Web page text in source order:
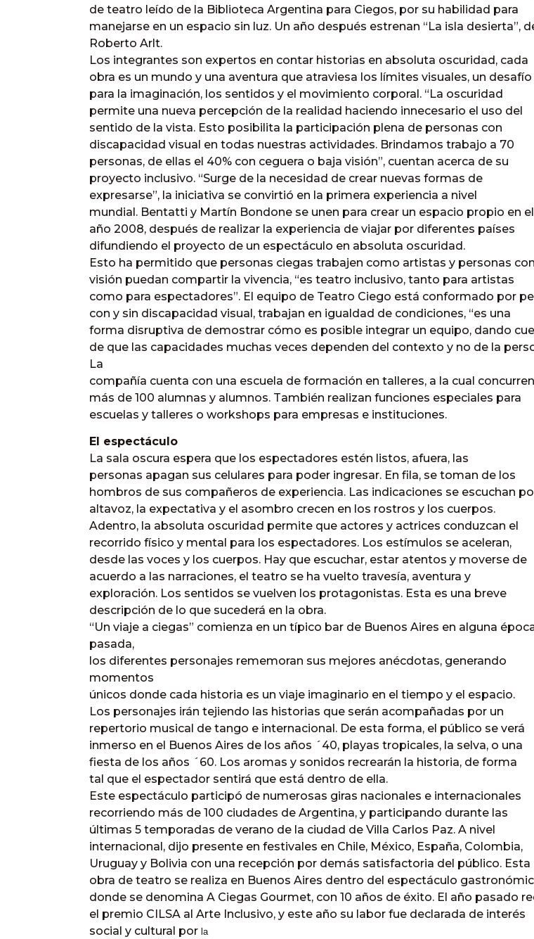
de teatro leído de la Biblioteca Argentina para Ciegos, por su habilidad para
manejarse en un espacio sin luz. Un año después estrenan “La isla desierta”,
Roberto Arlt.
Los integrantes son expertos en contar historias en absoluta oscuridad, cada
obra es un mundo y una aventura que atraviesa los límites visuales, un desafío
para la imaginación, los sentidos y el movimiento corporal. “La oscuridad
permite una nueva percepción de la realidad haciendo innecesario el uso del
sentido de la vista. Esto posibilita la participación plena de personas con
discapacidad visual en todas nuestras actividades. Brindamos trabajo a 70
personas, de ellas el 40% con ceguera o baja visión”, cuentan acerca de su
proyecto inclusivo. “Surge de la necesidad de crear nuevas formas de
expresarse”, la iniciativa se convirtió en la primera experiencia a nivel
mundial. Bentatti y Martín Bondone se unen para crear un espacio propio en el
año 2008, después de realizar la experiencia de viajar por diferentes países
difundiendo el proyecto de un espectáculo en absoluta oscuridad.
Esto ha permitido que personas ciegas trabajen como artistas y personas con
visión puedan compartir la vivencia, “es teatro inclusivo, tanto para artistas
como para espectadores”. El equipo de Teatro Ciego está conformado por
con y sin discapacidad visual, trabajan en igualdad de condiciones, “es una
forma disruptiva de demostrar cómo es posible integrar un equipo, dando
de que las capacidades muchas veces dependen del contexto y no de la
La
compañía cuenta con una escuela de formación en talleres, a la cual concurren
más de 100 alumnas y alumnos. También realizan funciones especiales para
escuelas y talleres o workshops para empresas e instituciones.
El espectáculo
La sala oscura espera que los espectadores estén listos, afuera, las
personas apagan sus celulares para poder ingresar. En fila, se toman de los
hombros de sus compañeros de experiencia. Las indicaciones se escuchan
altavoz, la expectativa y el asombro crecen en los rostros y los cuerpos.
Adentro, la absoluta oscuridad permite que actores y actrices conduzcan el
recorrido físico y mental para los espectadores. Los estímulos se aceleran,
desde las voces y los cuerpos. Hay que escuchar, estar atentos y moverse de
acuerdo a las narraciones, el teatro se ha vuelto travesía, aventura y
exploración. Los sentidos se vuelven los protagonistas. Esta es una breve
descripción de lo que sucederá en la obra.
“Un viaje a ciegas” comienza en un típico bar de Buenos Aires en alguna
pasada,
los diferentes personajes rememoran sus mejores anécdotas, generando
momentos
únicos donde cada historia es un viaje imaginario en el tiempo y el espacio.
Los personajes irán tejiendo las historias que serán acompañadas por un
repertorio musical de tango e internacional. De esta forma, el público se verá
inmerso en el Buenos Aires de los años ´40, playas tropicales, la selva, o una
fiesta de los años ´60. Los aromas y sonidos recrearán la historia, de forma
tal que el espectador sentirá que está dentro de ella.
Este espectáculo participó de numerosas giras nacionales e internacionales
recorriendo más de 100 ciudades de Argentina, y participando durante las
últimas 5 temporadas de verano de la ciudad de Villa Carlos Paz. A nivel
internacional, dijo presente en festivales en Chile, México, España, Colombia,
Uruguay y Bolivia con una recepción por demás satisfactoria del público. Esta
obra de teatro se realiza en Buenos Aires dentro del espectáculo
donde se denomina A Ciegas Gourmet, con 10 años de éxito. El año pasado
el premio CILSA al Arte Inclusivo, y este año su labor fue declarada de interés
social y cultural por la